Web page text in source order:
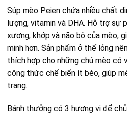
Súp mèo Peien chứa nhiều chất
lượng, vitamin và DHA. Hỗ trợ sự
xương, khớp và não bộ của mèo,
minh hơn. Sản phẩm ở thể lỏng
thích hợp cho những chú mèo có
công thức chế biến ít béo, giúp
trạng.
Bánh thưởng có 3 hương vị để